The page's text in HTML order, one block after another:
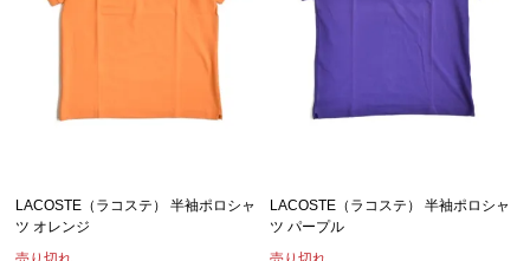
LACOSTE（ラコステ） 半袖ポロシャ
ツ オレンジ
LACOSTE（ラコステ） 半袖ポロシャ
ツ パープル